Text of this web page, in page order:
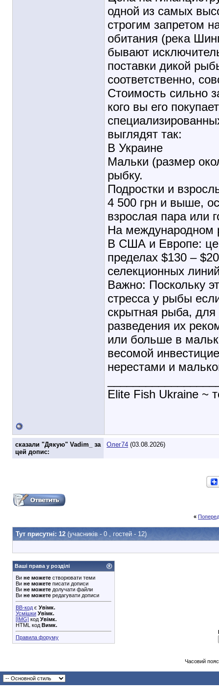
одной из самых
строгим запретом
обитания (река
бывают
поставки дикой
соответственно,
Стоимость сильно
кого вы его
выглядят так:
В Украине
Мальки (размер
рыбку.
Подростки и
4 500 грн и выше,
взрослая пара или
На международном
В США и Европе:
пределах $130 –
селекционных
Важно: Поскольку
стресса у рыбы
скрытная рыба,
разведения их
или больше в
весомой
нерестами и
Elite Fish Ukraine ~
cказали "Дякую" Vadim_ за
цей допис:
Олег74 (03.08.2026)
«
Тут присутні: 12 (учасників - 0 , гостей - 12)
Ваші права у розділі
Ви не можете створювати теми
Ви не можете писати дописи
Ви не можете долучати файли
Ви не можете редагувати дописи
BB-код є Увімк.
Усмішки Увімк.
[IMG] код Увімк.
HTML код Вимк.
Правила форуму
Часовий